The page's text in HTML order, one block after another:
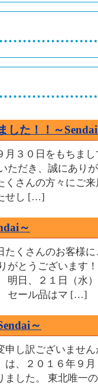
した！！～
月３０日をもちま
ただき、誠にあり
くさんの方々にご
せし […]
～
たくさんのお客様
がとうございます
明日、２１日（水
セール品はマ […]
～
申し訳ございませ
は、２０１６年９
ました。 東北唯一